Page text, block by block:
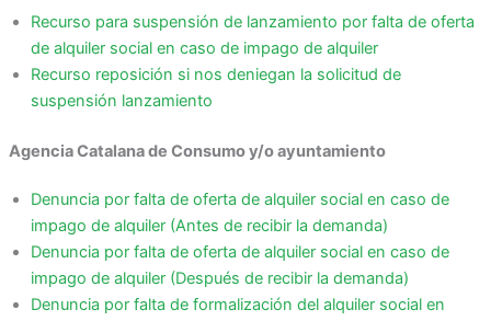
Recurso para suspensión de lanzamiento por falta de oferta
de alquiler social en caso de impago de alquiler
Recurso reposición si nos deniegan la solicitud de
suspensión lanzamiento
Agencia Catalana de Consumo y/o ayuntamiento
Denuncia por falta de oferta de alquiler social en caso de
impago de alquiler (Antes de recibir la demanda)
Denuncia por falta de oferta de alquiler social en caso de
impago de alquiler (Después de recibir la demanda)
Denuncia por falta de formalización del alquiler social en